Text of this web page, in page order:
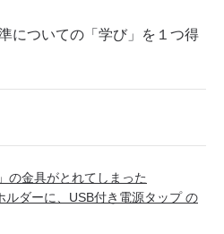
についての「学び」を１つ得
の金具がとれてしまった
ルダーに、USB付き電源タップ の